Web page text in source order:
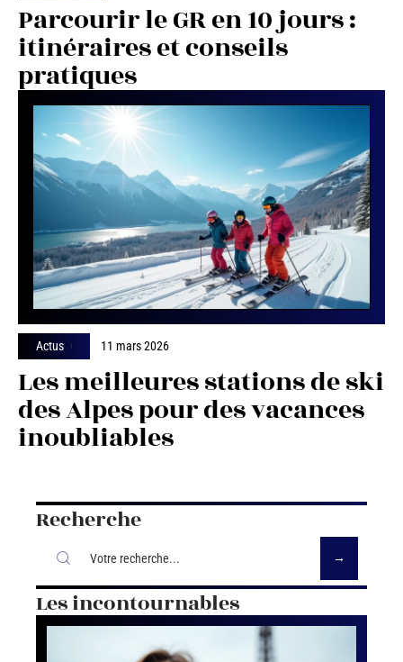
Parcourir le GR en 10 jours :
itinéraires et conseils
pratiques
Actus 11 mars 2026
Les meilleures stations de ski
des Alpes pour des vacances
inoubliables
Recherche
Les incontournables